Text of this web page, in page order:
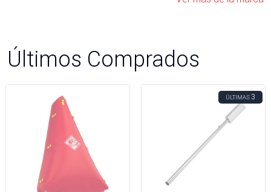
Últimos Comprados
ÚLTIMAS3